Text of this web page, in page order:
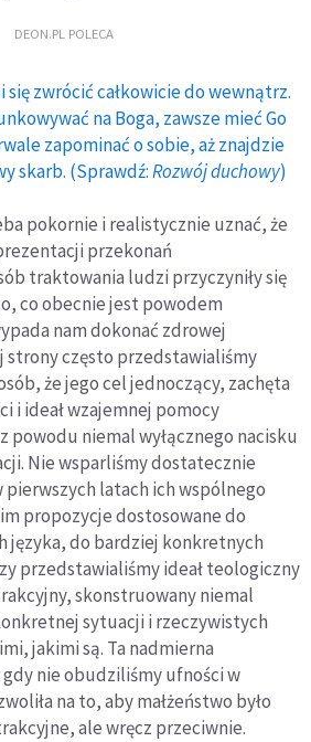
DEON.PL POLECA
się zwrócić całkowicie do wewnątrz.
na Boga, zawsze mieć Go
zapominać o sobie, aż znajdzie
skarb. (Sprawdź:Rozwój duchowy)
pokornie i realistycznie uznać, że
przekonań
traktowania ludzi przyczyniły się
co obecnie jest powodem
nam dokonać zdrowej
strony często przedstawialiśmy
że jego cel jednoczący, zachęta
i ideał wzajemnej pomocy
powodu niemal wyłącznego nacisku
Nie wsparliśmy dostatecznie
pierwszych latach ich wspólnego
propozycje dostosowane do
języka, do bardziej konkretnych
przedstawialiśmy ideał teologiczny
skonstruowany niemal
sytuacji i rzeczywistych
jakimi są. Ta nadmierna
gdy nie obudziliśmy ufności w
na to, aby małżeństwo było
ale wręcz przeciwnie.